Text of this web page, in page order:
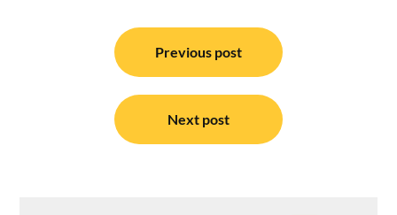
Previous post
Next post